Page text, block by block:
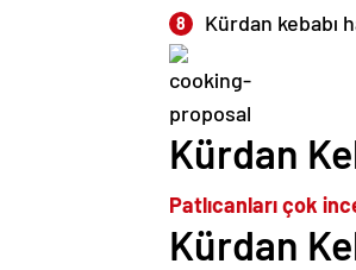
Kürdan kebabı
Kürdan
Patlıcanları çok
Kürdan